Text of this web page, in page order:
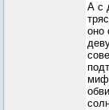
А с
оно